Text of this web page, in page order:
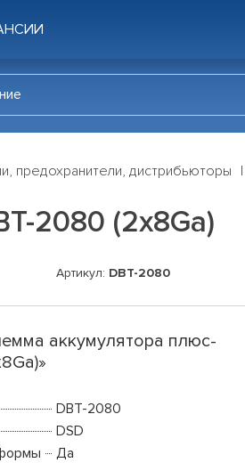
предохранители, дистрибьюторы
2080 (2x8Ga)
Артикул: DBT-2080
аккумулятора плюс-
DBT-2080
DSD
Да